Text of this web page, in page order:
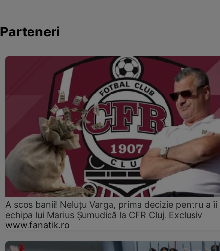
Parteneri
A scos banii! Neluțu Varga, prima decizie pentru a îi
echipa lui Marius Șumudică la CFR Cluj. Exclusiv
www.fanatik.ro